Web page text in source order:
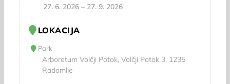
27. 6. 2026– 27. 9. 2026
LOKACIJA
Park
Arboretum Volčji Potok, Volčji Potok 3, 1235
Radomlje